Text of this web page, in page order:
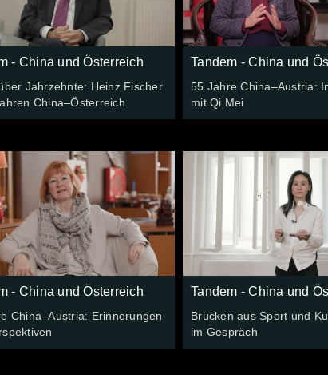
- China und Österreich
Jahrzehnte: Heinz Fischer
China–Österreich
Tandem - China und
55 Jahre China–Austria:
mit Qi Mei
- China und Österreich
China–Austria: Erinnerungen
Tandem - China und
Brücken aus Sport und
im Gespräch